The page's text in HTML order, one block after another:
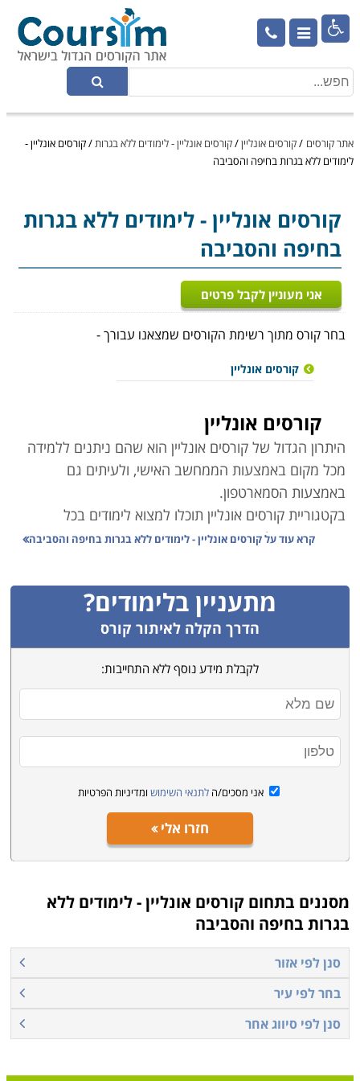

אתר קורסים /קורסים אונליין/קורסים אונליין - לימודים ללא בגרות/קורסים אונליין -
לימודים ללא בגרות בחיפה והסביבה
קורסים אונליין - לימודים ללא בגרות
בחיפה והסביבה
אני מעוניין לקבל פרטים
בחר קורס מתוך רשימת הקורסים שמצאנו עבורך -
קורסים אונליין
קורסים אונליין
היתרון הגדול של קורסים אונליין הוא שהם ניתנים ללמידה
מכל מקום באמצעות הממחשב האישי, ולעיתים גם
באמצעות הסמארטפון.
בקטגוריית קורסים אונליין תוכלו למצוא לימודים בכל
התחומים ובכל הרמות.
ושוק ההון, המחשבים והתוכנה, חינוך, עיצוב ואפילו ספורט.
קורסים רבים מועברים פרונטלית באמצעות מצלמת
המחשב ומאפשרים שיחה אינטרקטיבית בין המרצה
לתלמידים.
חלק מהקורסים הם בפורמט של קורסים מוקלטים –
הרצאות, בהם ניתן לקבל ידע נרחב בתחום המבוקש, לחזור
על חומר שנלמד ולהעמיק בידע הנרכש.
קראו בקטגוריית קורסים אונליין את פירוט הקורסים, בחרו את
הקורס המתאים, מלאו את הפרטים ונציג הקורס יצור אתכם
קשר בהקדם.
קרא עוד עלקורסים אונליין - לימודים ללא בגרות בחיפה והסביבה
מתעניין בלימודים?
הדרך הקלה לאיתור קורס
לקבלת מידע נוסף ללא התחייבות:
אני מסכים/ה לתנאי השימוש ומדיניות הפרטיות
חזרו אלי
מסננים בתחום קורסים אונליין - לימודים ללא
בגרות בחיפה והסביבה
סנן לפי אזור
בחר לפי עיר
סנן לפי סיווג אחר